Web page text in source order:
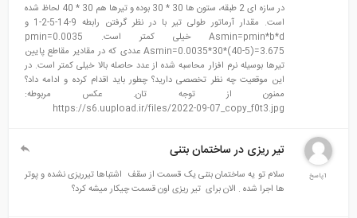
در سازه ای 2 طبقه، ستون ها 30 * 30 بوده و تیرها هم 30 * 40 لحاظ شده
است. مقدار آرماتور طولی تیر با در نظر گرفتن رابطه 9-14-5-2-1 و
Asmin=pmin*b*d خیلی کمتر است. pmin=0.0035
Asmin=0.0035*30*(40-5)=3.675 عددی که در مقادیر مقاطع پایین
تیرها بوسیله نرم افزار محاسبه شده از عدد حاصله بالا خیلی کمتر است. در
این موقعیت چه نظر تخصصی دارید؟ چطور باید اقدام کرده و ادامه داد؟
ممنون از توجه تان. عکس مربوطه:
https://s6.uupload.ir/files/2022-09-07_copy_f0t3.jpg
تیر ریزی در ساختمان بتنی
سلام تو یه ساختمان بتنی یک قسمت از سقف اشتباها تیرریزی نشده و پوتر
ها اجرا شده . الان برای تیر ریزی اون قسمت چیکار میشه کرد؟